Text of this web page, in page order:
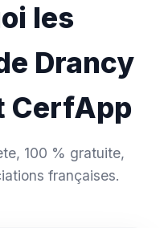
les
Drancy
CerfApp
100 % gratuite,
françaises.